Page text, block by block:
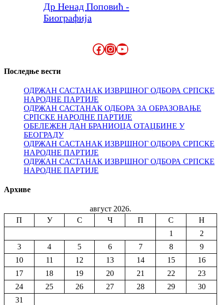
Др Ненад Поповић -
Биографија
Facebook
Instagram
YouTube
Последње вести
ОДРЖАН САСТАНАК ИЗВРШНОГ ОДБОРА СРПСКЕ
НАРОДНЕ ПАРТИЈЕ
ОДРЖАН САСТАНАК ОДБОРА ЗА ОБРАЗОВАЊЕ
СРПСКЕ НАРОДНЕ ПАРТИЈЕ
ОБЕЛЕЖЕН ДАН БРАНИОЦА ОТАЏБИНЕ У
БЕОГРАДУ
ОДРЖАН САСТАНАК ИЗВРШНОГ ОДБОРА СРПСКЕ
НАРОДНЕ ПАРТИЈЕ
ОДРЖАН САСТАНАК ИЗВРШНОГ ОДБОРА СРПСКЕ
НАРОДНЕ ПАРТИЈЕ
Архиве
август 2026.
П
У С Ч П С
Н
1
2
3
4 5 6 7 8
9
10
11 12 13 14 15
16
17
18 19 20 21 22
23
24
25 26 27 28 29
30
31